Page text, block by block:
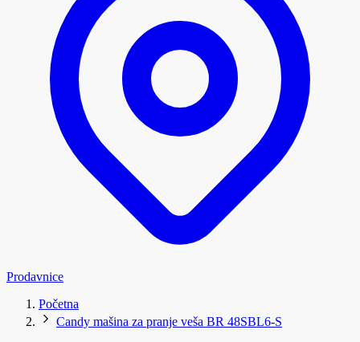
Prodavnice
Početna
Candy mašina za pranje veša BR 48SBL6-S